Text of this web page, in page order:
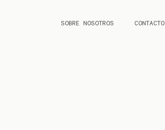
SOBRE NOSOTROS CONTACTO